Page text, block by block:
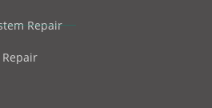
Repair
Repair